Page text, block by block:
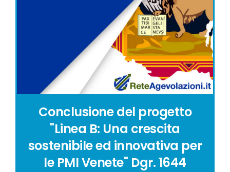
Conclusione del progetto
"Linea B: Una crescita
sostenibile ed innovativa per
le PMI Venete" Dgr. 1644